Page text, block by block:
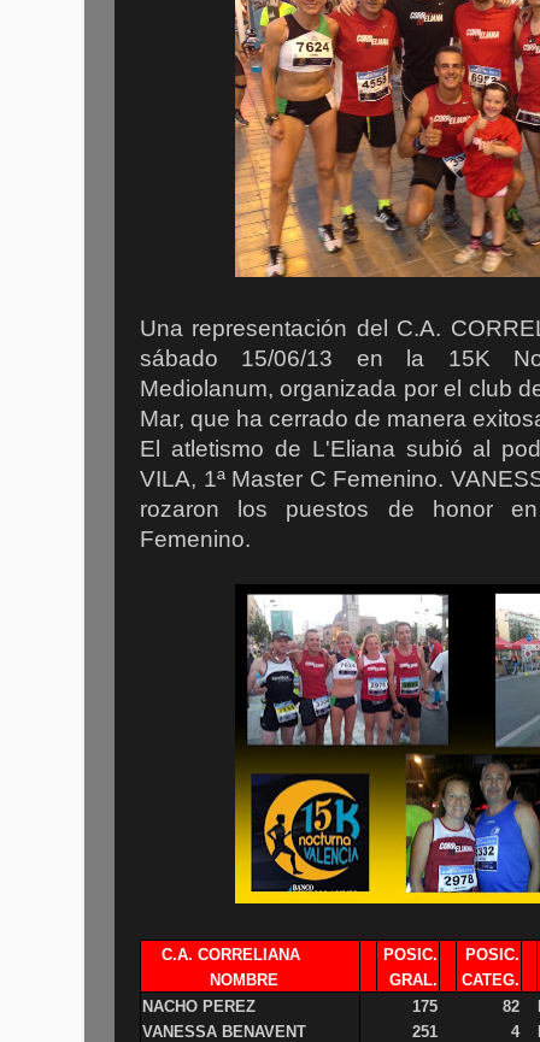
Una representación del C.A.
sábado 15/06/13 en la 15K
Mediolanum, organizada por el club
Mar, que ha cerrado de manera
El atletismo de L'Eliana subió al
VILA, 1ª Master C Femenino.
rozaron los puestos de honor
Femenino.
C.A. CORRELIANA POSIC.
POSIC.
NOMBRE
GRAL. CATEG.
NACHO PEREZ
175 82
VANESSA BENAVENT
251 4